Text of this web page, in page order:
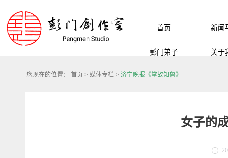
首页 新闻
彭门弟子 关于
您现在的位置： 首页 > 媒体专栏 > 济宁晚报《掌故知鲁》
女子的